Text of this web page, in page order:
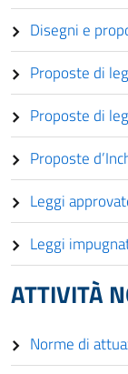
Disegni e
Proposte di
Proposte di
Proposte
Leggi
Leggi
ATTIVITÀ
Norme di